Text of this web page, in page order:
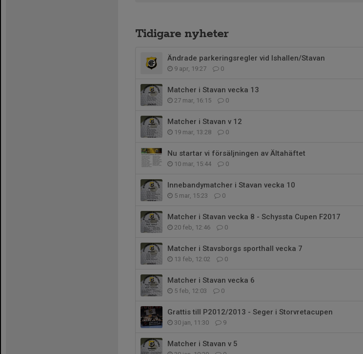
Tidigare nyheter
Ändrade parkeringsregler vid Ishallen/Stavan
9 apr, 19:27 0
Matcher i Stavan vecka 13
27 mar, 16:15 0
Matcher i Stavan v 12
19 mar, 13:28 0
Nu startar vi försäljningen av Ältahäftet
10 mar, 15:44 0
Innebandymatcher i Stavan vecka 10
5 mar, 15:23 0
Matcher i Stavan vecka 8 - Schyssta Cupen F2017
20 feb, 12:46 0
Matcher i Stavsborgs sporthall vecka 7
13 feb, 12:02 0
Matcher i Stavan vecka 6
5 feb, 12:03 0
Grattis till P2012/2013 - Seger i Storvretacupen
30 jan, 11:30 9
Matcher i Stavan v 5